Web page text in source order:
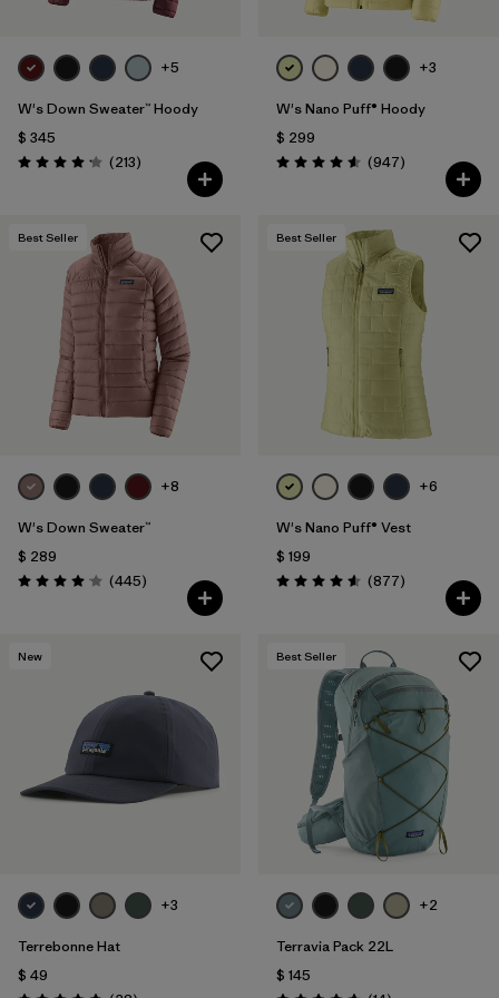
+5
W's Down Sweater™ Hoody
$ 345
Valoración: 4.2 / 5
(213Comentarios
)
+3
W's Nano Puff® Hoody
$ 299
Valoración: 4.6 / 5
(947Comentarios
)
Best Seller
+8
W's Down Sweater™
$ 289
Valoración: 4.1 / 5
(445Comentarios
)
Best Seller
+6
W's Nano Puff® Vest
$ 199
Valoración: 4.6 / 5
(877Comentarios
)
New
+3
Terrebonne Hat
$ 49
Best Seller
+2
Terravia Pack 22L
$ 145